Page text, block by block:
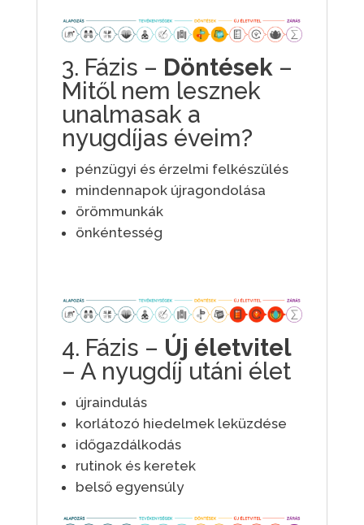
3. Fázis – Döntések–
Mitől nem lesznek
unalmasak a
nyugdíjas éveim?
pénzügyi és érzelmi felkészülés
mindennapok újragondolása
örömmunkák
önkéntesség
4. Fázis – Új életvitel
– A nyugdíj utáni élet
újraindulás
korlátozó hiedelmek leküzdése
időgazdálkodás
rutinok és keretek
belső egyensúly